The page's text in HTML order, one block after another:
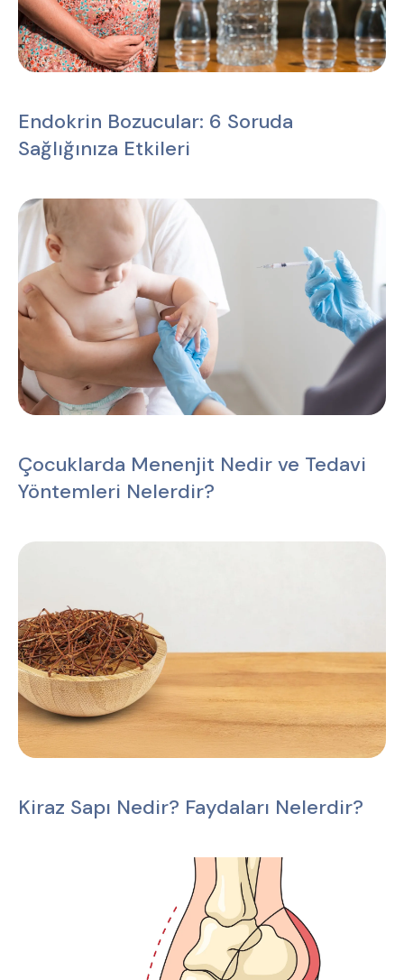
Endokrin Bozucular: 6 Soruda
Sağlığınıza Etkileri
Çocuklarda Menenjit Nedir ve Tedavi
Yöntemleri Nelerdir?
Kiraz Sapı Nedir? Faydaları Nelerdir?